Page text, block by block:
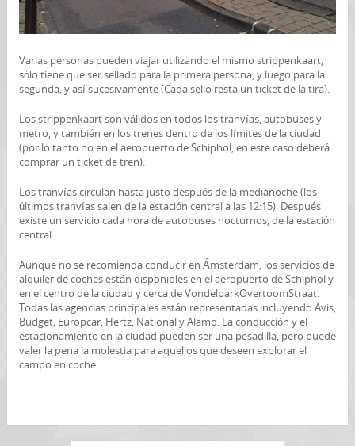
Varias personas pueden viajar utilizando el mismo strippenkaart,
sólo tiene que ser sellado para la primera persona, y luego para la
segunda, y así sucesivamente (Cada sello resta un ticket de la tira).
Los strippenkaart son válidos en todos los tranvías, autobuses y
metro, y también en los trenes dentro de los límites de la ciudad
(por lo tanto no en el aeropuerto de Schiphol, en este caso deberá
comprar un ticket de tren).
Los tranvías circulan hasta justo después de la medianoche (los
últimos tranvías salen de la estación central a las 12:15). Después
existe un servicio cada hora de autobuses nocturnos, de la estación
central.
Aunque no se recomienda conducir en Ámsterdam, los servicios de
alquiler de coches están disponibles en el aeropuerto de Schiphol y
en el centro de la ciudad y cerca de VondelparkOvertoomStraat.
Todas las agencias principales están representadas incluyendo Avis,
Budget, Europcar, Hertz, National y Alamo. La conducción y el
estacionamiento en la ciudad pueden ser una pesadilla, pero puede
valer la pena la molestia para aquellos que deseen explorar el
campo en coche.